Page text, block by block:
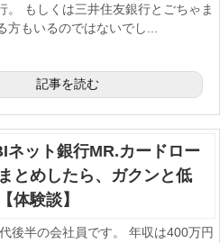
。 もしくは三井住友銀行とごちゃま
方もいるのではないでし...
記事を読む
ネット銀行MR.カードロー
とめしたら、ガクンと低
体験談】
後半の会社員です。 年収は400万円